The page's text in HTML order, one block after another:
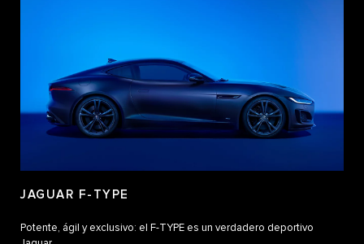
JAGUAR F-TYPE
Potente, ágil y exclusivo: el F-TYPE es un verdadero deportivo